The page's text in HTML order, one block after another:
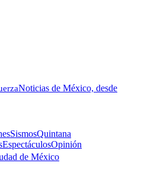
Noticias de México, desde
SismosQuintana
EspectáculosOpinión
de México